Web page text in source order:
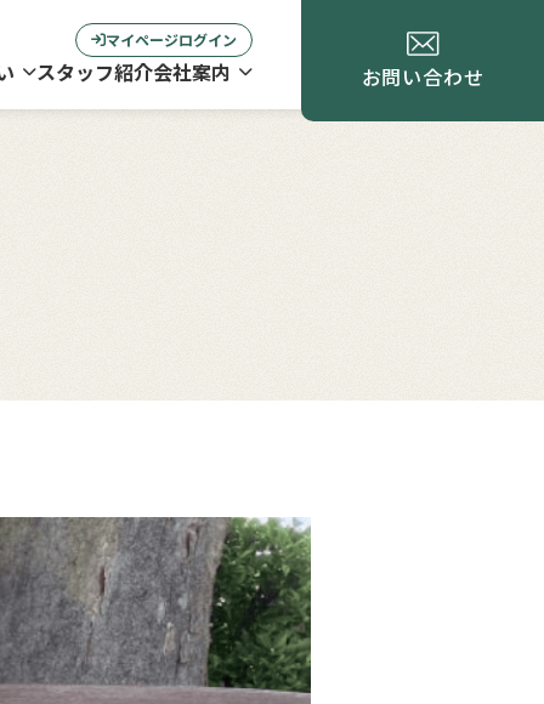
マイページログイン
スタッフ紹介会社案内 お問い合わせ